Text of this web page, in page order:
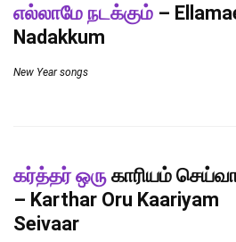
எல்லாமே நடக்கும் –
Nadakkum
New Year songs
கர்த்தர் ஒரு காரியம்
– Karthar Oru Kaariyam
Seivaar